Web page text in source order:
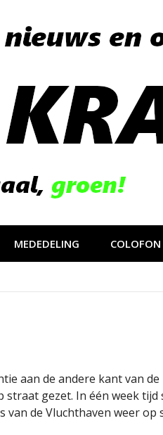
MEDEDELING COLOFON
aan de andere kant van de
gezet. In één week tijd
van de Vluchthaven weer op